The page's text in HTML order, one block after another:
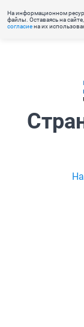
На информационном
файлы. Оставаясь на
согласиена их